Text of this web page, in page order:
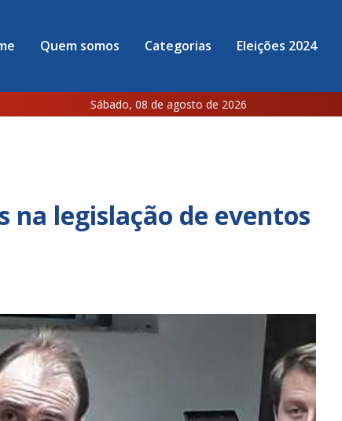
Quem somos Categorias Eleições 2024
Sábado, 08 de agosto de 2026
na legislação de eventos